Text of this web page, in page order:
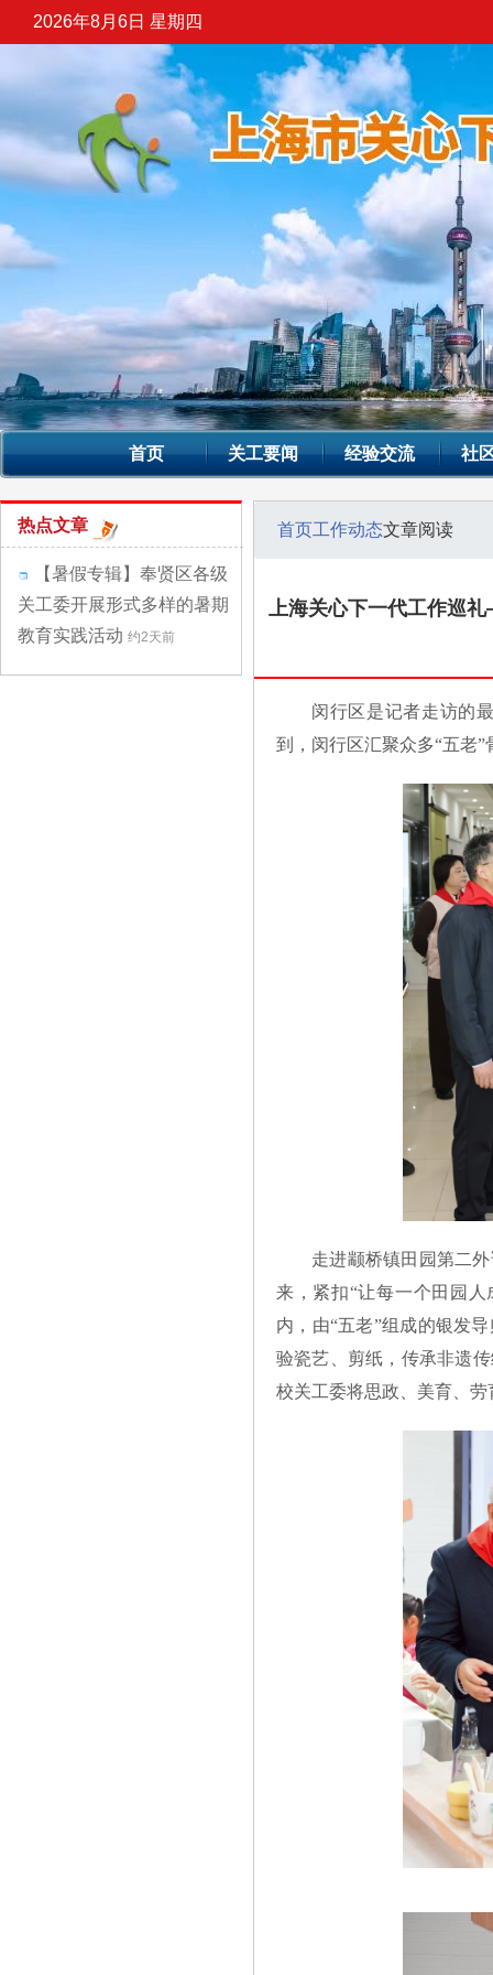
2026年8月6日 星期四
首页 关工要闻 经验交流 社
热点文章
【暑假专辑】奉贤区各级
关工委开展形式多样的暑期
教育实践活动 约2天前
首页工作动态文章阅读
上海关心下一代工作巡
闵行区是记者走访的
到，闵行区汇聚众多“五老”
走进颛桥镇田园第二
来，紧扣“让每一个田园
内，由“五老”组成的银发
验瓷艺、剪纸，传承非遗
校关工委将思政、美育、